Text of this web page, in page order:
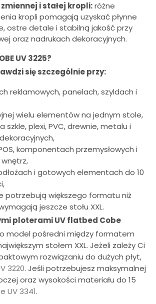
i stałej kropli:różne
kropli pomagają uzyskać płynne
ostre detale i stabilną jakość przy
oraz nadrukach dekoracyjnych.
UV 3225?
się szczególnie przy:
reklamowych, panelach, szyldach i
wielu elementów na jednym stole,
szkle, plexi, PVC, drewnie, metalu i
komponentach przemysłowych i
i gotowych elementach do 10
potrzebują większego formatu niż
jeszcze stołu XXL.
ploterami UV flatbed Cobe
model pośredni między formatem
stołem XXL. Jeżeli zależy Ci
rozwiązaniu do dużych płyt,
3220. Jeśli potrzebujesz maksymalnej
oraz wysokości materiału do 15
UV 3341.